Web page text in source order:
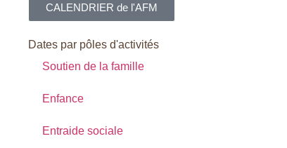
CALENDRIER de l'AFM
Dates par pôles d'activités
Soutien de la famille
Enfance
Entraide sociale